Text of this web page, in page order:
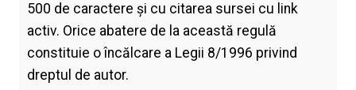
500 de caractere și cu citarea sursei cu link
activ. Orice abatere de la această regulă
constituie o încălcare a Legii 8/1996 privind
dreptul de autor.